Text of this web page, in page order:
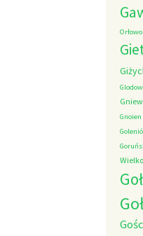
Orłowo
Gnoien